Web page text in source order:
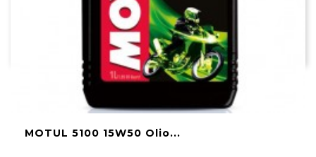
MOTUL 5100 15W50 Olio...